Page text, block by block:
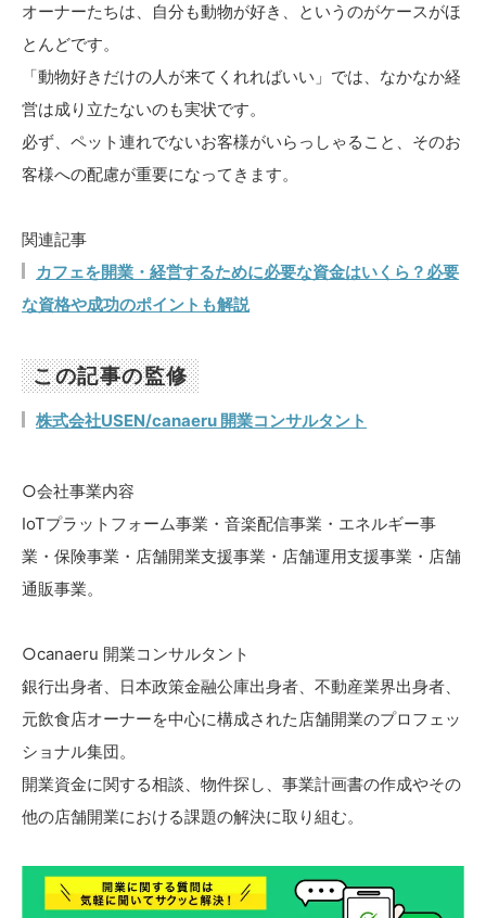
オーナーたちは、自分も動物が好き、というのがケースがほ
とんどです。
「動物好きだけの人が来てくれればいい」では、なかなか経
営は成り立たないのも実状です。
必ず、ペット連れでないお客様がいらっしゃること、そのお
客様への配慮が重要になってきます。
関連記事
カフェを開業・経営するために必要な資金はいくら？必要
な資格や成功のポイントも解説
この記事の監修
株式会社USEN/canaeru 開業コンサルタント
○会社事業内容
IoTプラットフォーム事業・音楽配信事業・エネルギー事
業・保険事業・店舗開業支援事業・店舗運用支援事業・店舗
通販事業。
○canaeru 開業コンサルタント
銀行出身者、日本政策金融公庫出身者、不動産業界出身者、
元飲食店オーナーを中心に構成された店舗開業のプロフェッ
ショナル集団。
開業資金に関する相談、物件探し、事業計画書の作成やその
他の店舗開業における課題の解決に取り組む。